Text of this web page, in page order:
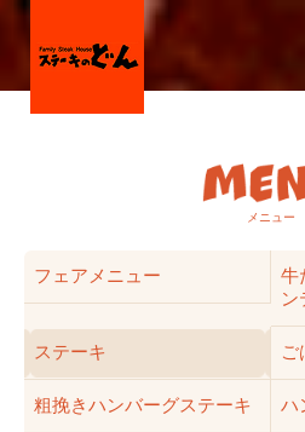
メニュー
フェアメニュー
牛
ン
ステーキ ご
粗挽きハンバーグステーキ ハ